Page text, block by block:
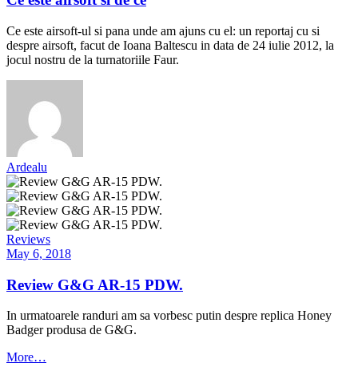
Ce este airsoft-ul si pana unde am ajuns cu el: un reportaj cu si
despre airsoft, facut de Ioana Baltescu in data de 24 iulie 2012, la
jocul nostru de la turnatoriile Faur.
Ardealu
Reviews
May 6, 2018
Review G&G AR-15 PDW.
In urmatoarele randuri am sa vorbesc putin despre replica Honey
Badger produsa de G&G.
More…